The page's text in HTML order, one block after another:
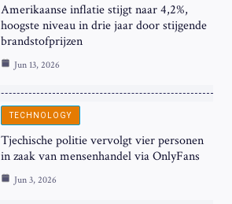
Amerikaanse inflatie stijgt naar 4,2%,
hoogste niveau in drie jaar door stijgende
brandstofprijzen
Jun 13, 2026
TECHNOLOGY
Tjechische politie vervolgt vier personen
in zaak van mensenhandel via OnlyFans
Jun 3, 2026